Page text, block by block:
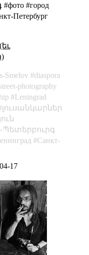
#город
Петербург
Smelov
diaspora
photography
Leningrad
լուսանկարներ
Санкт-
17